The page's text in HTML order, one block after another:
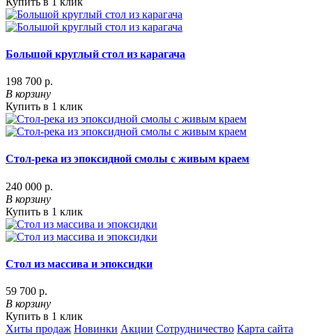
Большой круглый стол из карагача
198 700 р.
В корзину
Купить в 1 клик
Стол-река из эпоксидной смолы с живым краем
240 000 р.
В корзину
Купить в 1 клик
Стол из массива и эпоксидки
59 700 р.
В корзину
Купить в 1 клик
Хиты продаж Новинки Акции Сотрудничество Карта сайта